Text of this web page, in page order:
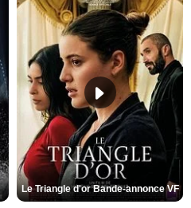
Le Triangle d'or Bande-annonce VF